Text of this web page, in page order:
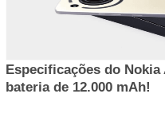
Especificações do Nokia
bateria de 12.000 mAh!